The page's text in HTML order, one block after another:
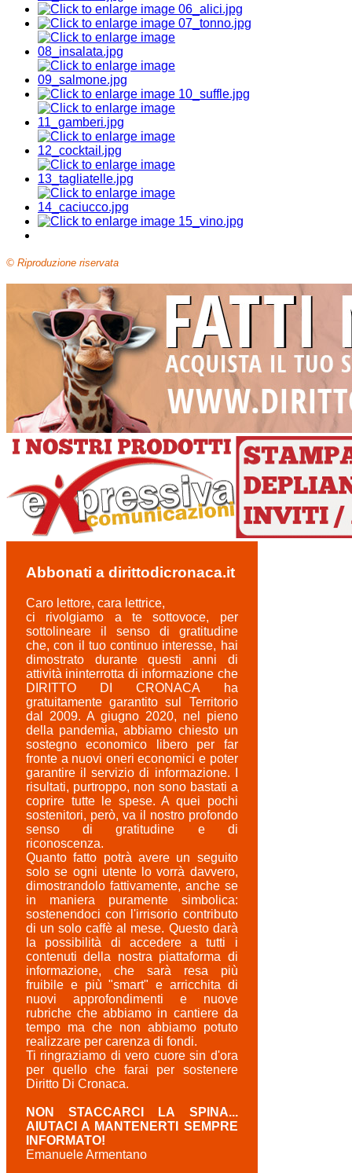
© Riproduzione riservata
Abbonati a dirittodicronaca.it
Caro lettore, cara lettrice,
ci rivolgiamo a te sottovoce, per
sottolineare il senso di gratitudine
che, con il tuo continuo interesse, hai
dimostrato durante questi anni di
attività ininterrotta di informazione che
DIRITTO DI CRONACA ha
gratuitamente garantito sul Territorio
dal 2009. A giugno 2020, nel pieno
della pandemia, abbiamo chiesto un
sostegno economico libero per far
fronte a nuovi oneri economici e poter
garantire il servizio di informazione. I
risultati, purtroppo, non sono bastati a
coprire tutte le spese. A quei pochi
sostenitori, però, va il nostro profondo
senso di gratitudine e di
riconoscenza.
Quanto fatto potrà avere un seguito
solo se ogni utente lo vorrà davvero,
dimostrandolo fattivamente, anche se
in maniera puramente simbolica:
sostenendoci con l'irrisorio contributo
di un solo caffè al mese. Questo darà
la possibilità di accedere a tutti i
contenuti della nostra piattaforma di
informazione, che sarà resa più
fruibile e più "smart" e arricchita di
nuovi approfondimenti e nuove
rubriche che abbiamo in cantiere da
tempo ma che non abbiamo potuto
realizzare per carenza di fondi.
Ti ringraziamo di vero cuore sin d'ora
per quello che farai per sostenere
Diritto Di Cronaca.
NON STACCARCI LA SPINA...
AIUTACI A MANTENERTI SEMPRE
INFORMATO!
Emanuele Armentano